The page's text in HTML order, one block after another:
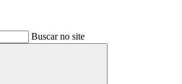
Buscar no site